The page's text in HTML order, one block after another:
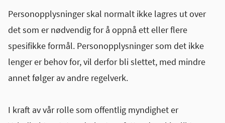
Personopplysninger skal normalt ikke lagres ut over
det som er nødvendig for å oppnå ett eller flere
spesifikke formål. Personopplysninger som det ikke
lenger er behov for, vil derfor bli slettet, med mindre
annet følger av andre regelverk.
I kraft av vår rolle som offentlig myndighet er